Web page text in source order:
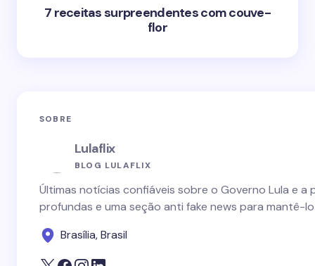
7 receitas surpreendentes com couve-
flor
SOBRE
Lulaflix
BLOG LULAFLIX
Últimas notícias confiáveis sobre o Governo Lula e
profundas e uma seção anti fake news para mantê-
Brasília, Brasil